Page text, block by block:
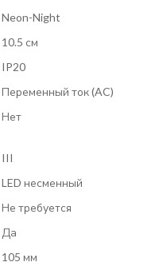
Neon-Night
10.5 см
IP20
Переменный ток (AC)
Нет
III
LED несменный
Не требуется
Да
105 мм